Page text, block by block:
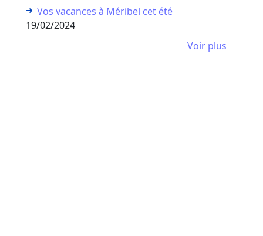
Vos vacances à Méribel cet été
19/02/2024
Voir plus